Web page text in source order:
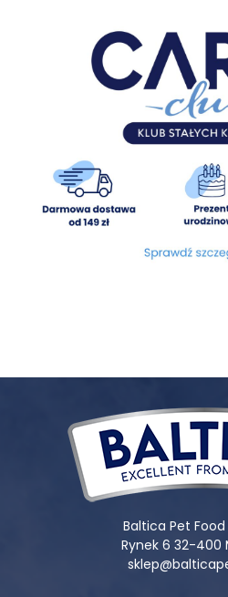
siarczan cynku: 42.
Składniki analityczne: białko
6,7%, wilgotność 76,5%, popiół
0,5%, węglowodany 3,9%, wapń
Energia metaboliczna:109
Sposób podania:
Wartości w
orientacyjnych. Dawka
zależności od rasy, wieku,
Baltica Pet Food
Rynek 6 32-400